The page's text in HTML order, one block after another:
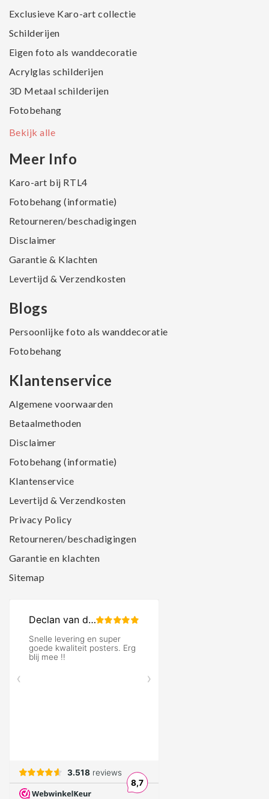
Exclusieve Karo-art collectie
Schilderijen
Eigen foto als wanddecoratie
Acrylglas schilderijen
3D Metaal schilderijen
Fotobehang
Bekijk alle
Meer Info
Karo-art bij RTL4
Fotobehang (informatie)
Retourneren/beschadigingen
Disclaimer
Garantie & Klachten
Levertijd & Verzendkosten
Blogs
Persoonlijke foto als wanddecoratie
Fotobehang
Klantenservice
Algemene voorwaarden
Betaalmethoden
Disclaimer
Fotobehang (informatie)
Klantenservice
Levertijd & Verzendkosten
Privacy Policy
Retourneren/beschadigingen
Garantie en klachten
Sitemap